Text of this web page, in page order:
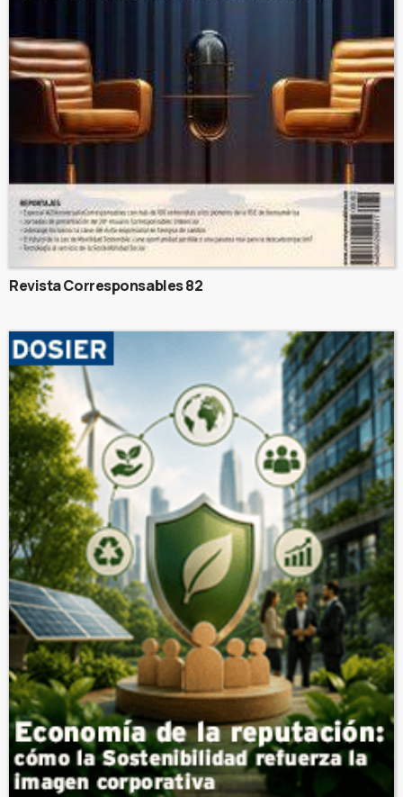
Revista Corresponsables 82